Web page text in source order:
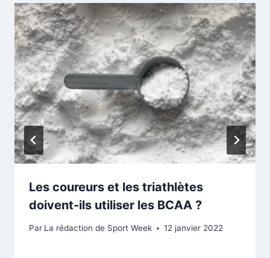
Les coureurs et les triathlètes
doivent-ils utiliser les BCAA ?
Par La rédaction de Sport Week 12 janvier 2022